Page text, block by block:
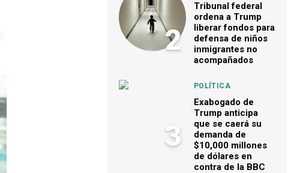
2
Tribunal federal
ordena a Trump
liberar fondos para
defensa de niños
inmigrantes no
acompañados
3
POLÍTICA
Exabogado de
Trump anticipa
que se caerá su
demanda de
$10,000 millones
de dólares en
contra de la BBC